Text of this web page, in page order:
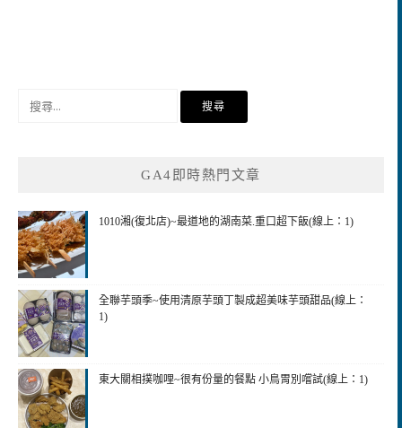
GA4即時熱門文章
1010湘(復北店)~最道地的湖南菜.重口超下飯(線上：1)
全聯芋頭季~使用清原芋頭丁製成超美味芋頭甜品(線上：
1)
東大關相撲咖哩~很有份量的餐點 小鳥胃別嚐試(線上：1)